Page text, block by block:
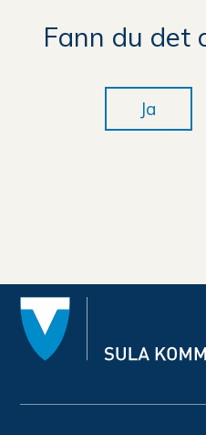
Fann du det
Ja